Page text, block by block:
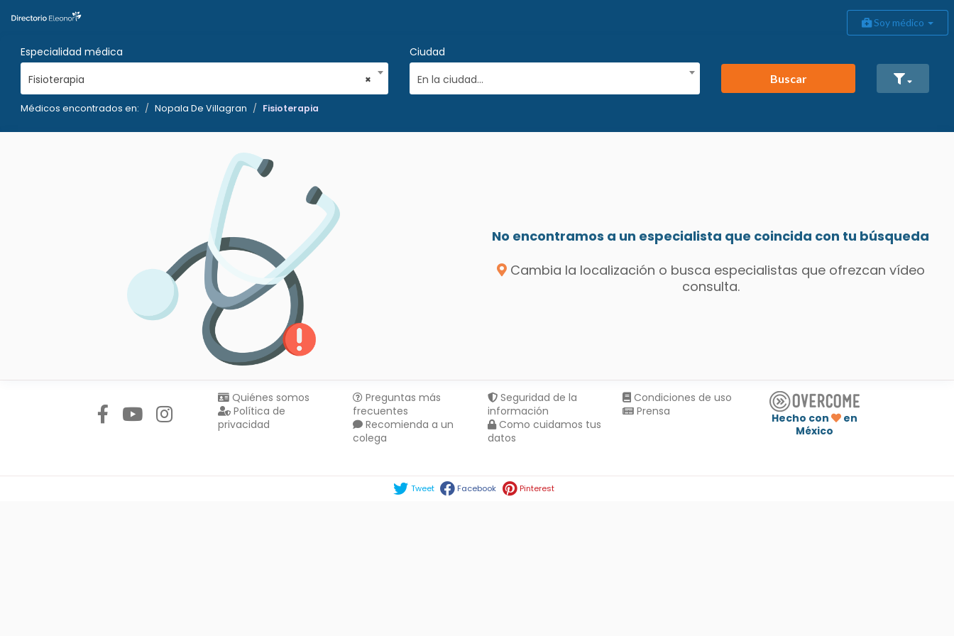
Soy médico
Especialidad médica
×
Fisioterapia
Ciudad
En la ciudad...
Buscar
Médicos encontrados en: Nopala De Villagran Fisioterapia
No encontramos a un especialista que coincida con tu búsqueda
Cambia la localización o busca especialistas que ofrezcan vídeo
consulta.
Quiénes somos
Política de
privacidad
Preguntas más
frecuentes
Recomienda a un
colega
Seguridad de la
información
Como cuidamos tus
datos
Condiciones de uso
Prensa
Hecho con
en
México
Tweet Facebook Pinterest